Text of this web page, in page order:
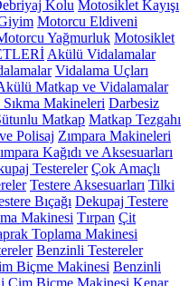
Kolu Motosiklet Kayışı
Motorcu Eldiveni
Yağmurluk Motosiklet
Akülü Vidalamalar
Vidalama Uçları
Matkap ve Vidalamalar
Sıkma Makineleri Darbesiz
Matkap Matkap Tezgahı
Polisaj Zımpara Makineleri
Kağıdı ve Aksesuarları
Testereler Çok Amaçlı
Testere Aksesuarları Tilki
Bıçağı Dekupaj Testere
Makinesi Tırpan Çit
Toplama Makinesi
Benzinli Testereler
Biçme Makinesi Benzinli
Çim Biçme Makinesi Kenar